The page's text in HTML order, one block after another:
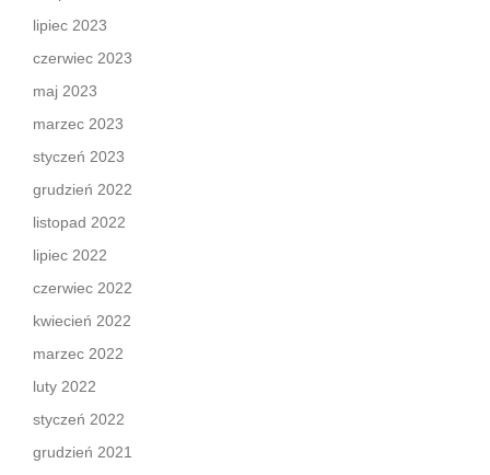
lipiec 2023
czerwiec 2023
maj 2023
marzec 2023
styczeń 2023
grudzień 2022
listopad 2022
lipiec 2022
czerwiec 2022
kwiecień 2022
marzec 2022
luty 2022
styczeń 2022
grudzień 2021